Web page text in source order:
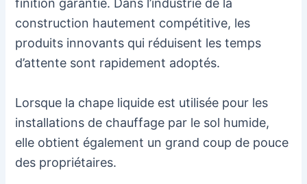
finition garantie. Dans l’industrie de la
construction hautement compétitive, les
produits innovants qui réduisent les temps
d’attente sont rapidement adoptés.
Lorsque la chape liquide est utilisée pour les
installations de chauffage par le sol humide,
elle obtient également un grand coup de pouce
des propriétaires.